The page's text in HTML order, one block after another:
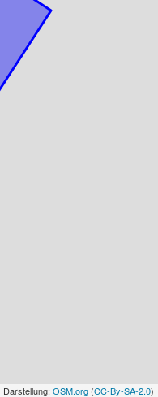
Darstellung: OSM.org (CC-By-SA-2.0)